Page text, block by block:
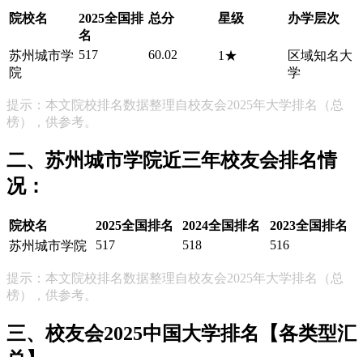
院校名
2025全国排
名
总分 星级 办学层次
苏州城市学
院
517 60.02 1★
区域知名大
学
提示：本文院校排名数据整理自校友会2025年大学排名（总
榜），供参考。
二、苏州城市学院近三年校友会排名情
况：
院校名 2025全国排名 2024全国排名
2023全国排名
苏州城市学院
517 518 516
提示：本文院校排名数据整理自校友会2025年大学排名（总
榜），供参考。
三、校友会2025中国大学排名【各类型汇